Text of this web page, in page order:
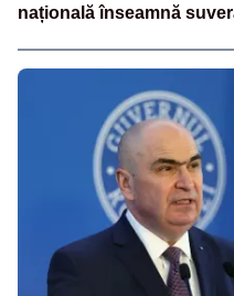
națională înseamnă